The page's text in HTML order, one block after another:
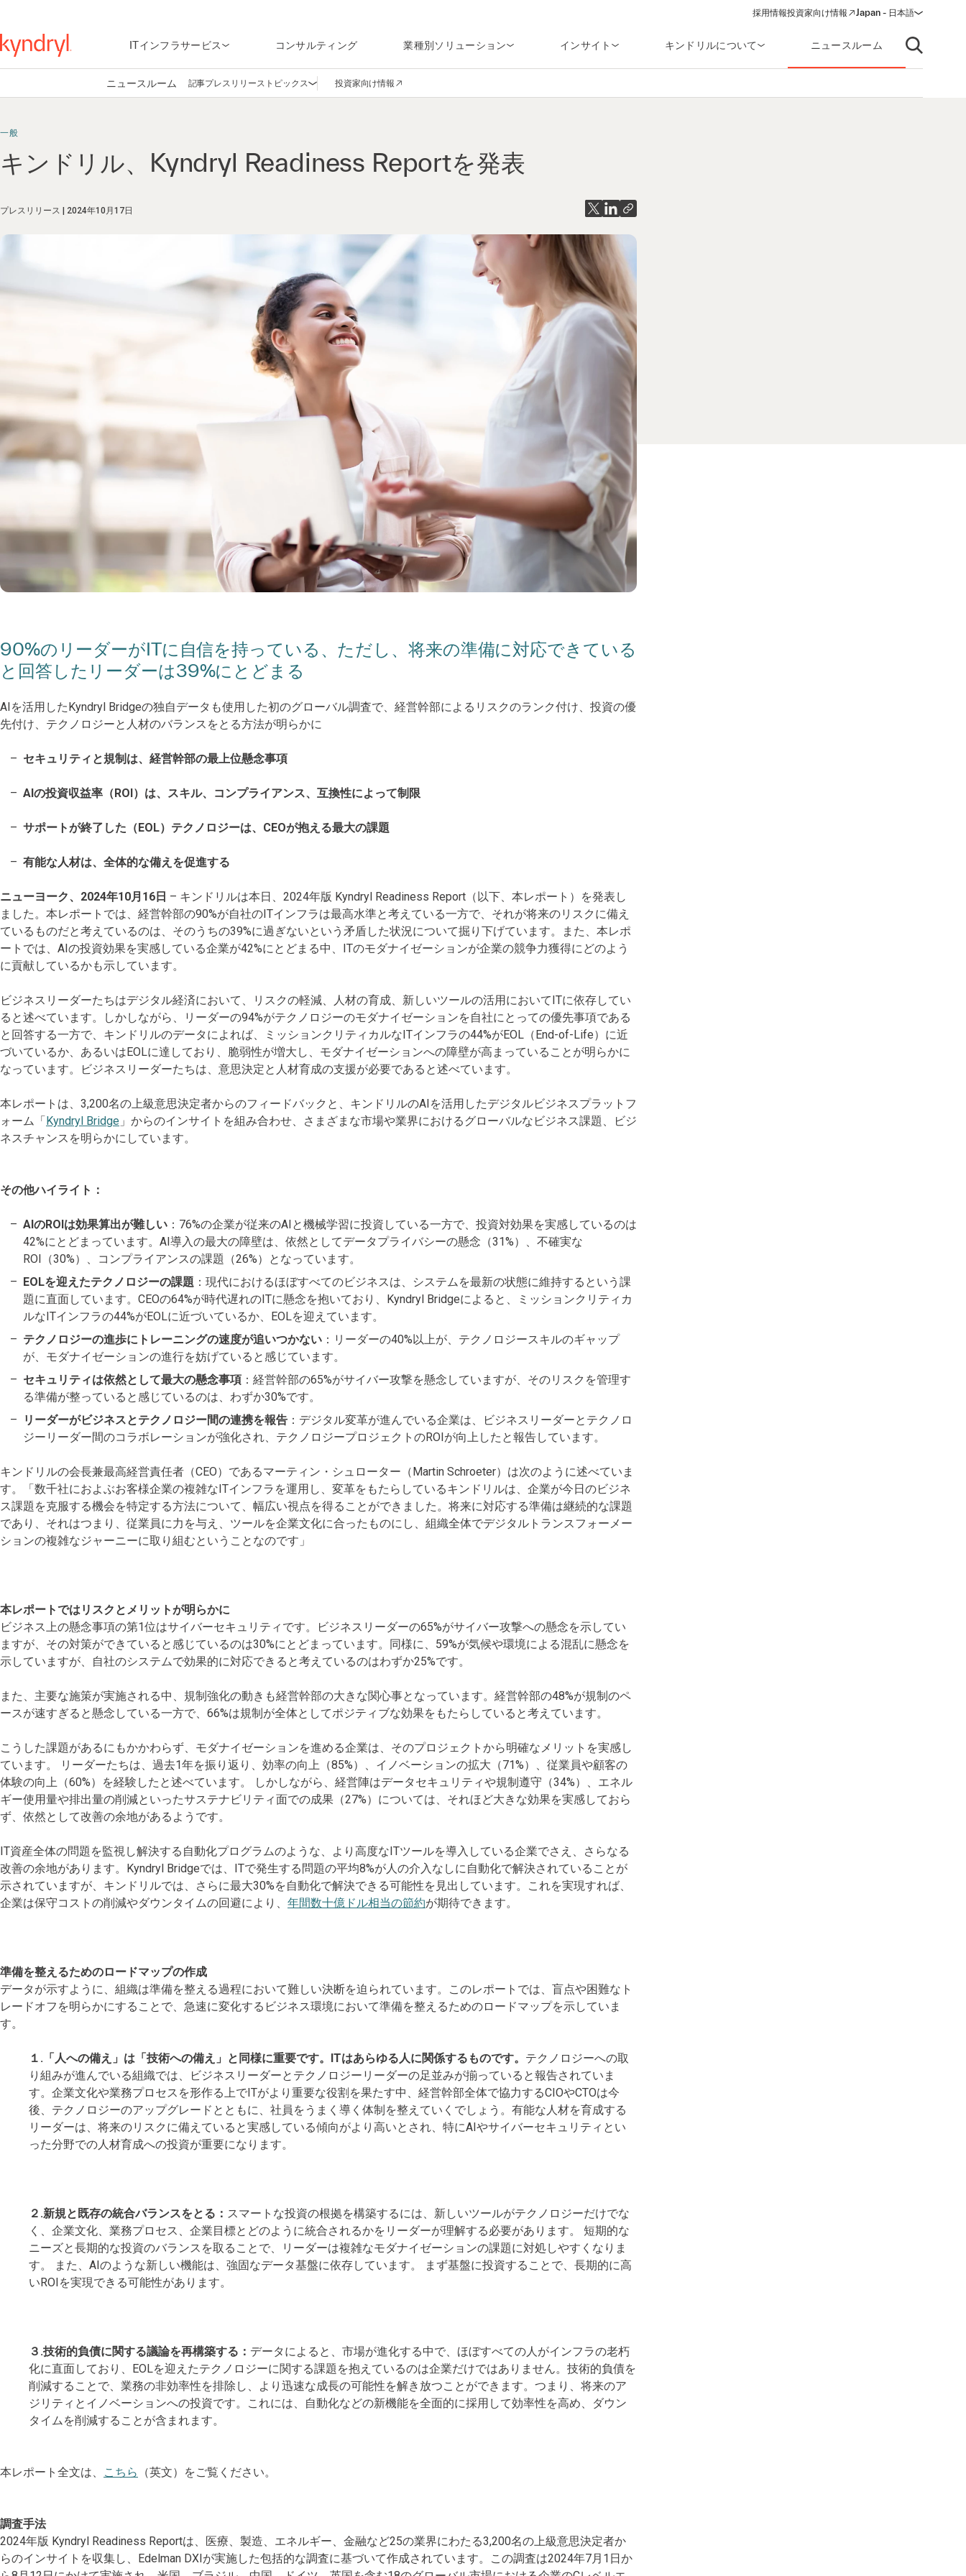
採用情報投資家向け情報
(opens in a new window)
Japan - 日本語
ITインフラサービス コンサルティング 業種別ソリューション インサイト キンドリルについて ニュースルーム
Open
ニュースルーム 記事プレスリリース トピックスOpen navigation
投資家向け情報
(opens in a new window)
一般
キンドリル、Kyndryl Readiness Reportを発表
プレスリリース 2024年10月17日
90%のリーダーがITに自信を持っている、ただし、将来の準備に対応できている
と回答したリーダーは39%にとどまる
AIを活用したKyndryl Bridgeの独自データも使用した初のグローバル調査で、経営幹部によるリスクのランク付け、投資の優
先付け、テクノロジーと人材のバランスをとる方法が明らかに
セキュリティと規制は、経営幹部の最上位懸念事項
AIの投資収益率（ROI）は、スキル、コンプライアンス、互換性によって制限
サポートが終了した（EOL）テクノロジーは、CEOが抱える最大の課題
有能な人材は、全体的な備えを促進する
ニューヨーク、2024年10月16日 – キンドリルは本日、2024年版 Kyndryl Readiness Report（以下、本レポート）を発表し
ました。本レポートでは、経営幹部の90%が自社のITインフラは最高水準と考えている一方で、それが将来のリスクに備え
ているものだと考えているのは、そのうちの39%に過ぎないという矛盾した状況について掘り下げています。また、本レポ
ートでは、AIの投資効果を実感している企業が42%にとどまる中、ITのモダナイゼーションが企業の競争力獲得にどのよう
に貢献しているかも示しています。
ビジネスリーダーたちはデジタル経済において、リスクの軽減、人材の育成、新しいツールの活用においてITに依存してい
ると述べています。しかしながら、リーダーの94%がテクノロジーのモダナイゼーションを自社にとっての優先事項である
と回答する一方で、キンドリルのデータによれば、ミッションクリティカルなITインフラの44%がEOL（End-of-Life）に近
づいているか、あるいはEOLに達しており、脆弱性が増大し、モダナイゼーションへの障壁が高まっていることが明らかに
なっています。ビジネスリーダーたちは、意思決定と人材育成の支援が必要であると述べています。
本レポートは、3,200名の上級意思決定者からのフィードバックと、キンドリルのAIを活用したデジタルビジネスプラットフ
ォーム「 Kyndryl Bridge 」からのインサイトを組み合わせ、さまざまな市場や業界におけるグローバルなビジネス課題、ビジ
ネスチャンスを明らかにしています。
その他ハイライト：
AIのROIは効果算出が難しい ：76%の企業が従来のAIと機械学習に投資している一方で、投資対効果を実感しているのは
42%にとどまっています。AI導入の最大の障壁は、依然としてデータプライバシーの懸念（31%）、不確実な
ROI（30%）、コンプライアンスの課題（26%）となっています。
EOLを迎えたテクノロジーの課題 ：現代におけるほぼすべてのビジネスは、システムを最新の状態に維持するという課
題に直面しています。CEOの64%が時代遅れのITに懸念を抱いており、Kyndryl Bridgeによると、ミッションクリティカ
ルなITインフラの44%がEOLに近づいているか、EOLを迎えています。
テクノロジーの進歩にトレーニングの速度が追いつかない ：リーダーの40%以上が、テクノロジースキルのギャップ
が、モダナイゼーションの進行を妨げていると感じています。
セキュリティは依然として最大の懸念事項 ：経営幹部の65%がサイバー攻撃を懸念していますが、そのリスクを管理す
る準備が整っていると感じているのは、わずか30%です。
リーダーがビジネスとテクノロジー間の連携を報告 ：デジタル変革が進んでいる企業は、ビジネスリーダーとテクノロ
ジーリーダー間のコラボレーションが強化され、テクノロジープロジェクトのROIが向上したと報告しています。
キンドリルの会長兼最高経営責任者（CEO）であるマーティン・シュローター（Martin Schroeter）は次のように述べていま
す。「数千社におよぶお客様企業の複雑なITインフラを運用し、変革をもたらしているキンドリルは、企業が今日のビジネ
ス課題を克服する機会を特定する方法について、幅広い視点を得ることができました。将来に対応する準備は継続的な課題
であり、それはつまり、従業員に力を与え、ツールを企業文化に合ったものにし、組織全体でデジタルトランスフォーメー
ションの複雑なジャーニーに取り組むということなのです」
本レポートではリスクとメリットが明らかに
ビジネス上の懸念事項の第1位はサイバーセキュリティです。ビジネスリーダーの65%がサイバー攻撃への懸念を示してい
ますが、その対策ができていると感じているのは30%にとどまっています。同様に、59%が気候や環境による混乱に懸念を
示していますが、自社のシステムで効果的に対応できると考えているのはわずか25%です。
また、主要な施策が実施される中、規制強化の動きも経営幹部の大きな関心事となっています。経営幹部の48%が規制のペ
ースが速すぎると懸念している一方で、66%は規制が全体としてポジティブな効果をもたらしていると考えています。
こうした課題があるにもかかわらず、モダナイゼーションを進める企業は、そのプロジェクトから明確なメリットを実感し
ています。 リーダーたちは、過去1年を振り返り、効率の向上（85%）、イノベーションの拡大（71%）、従業員や顧客の
体験の向上（60%）を経験したと述べています。 しかしながら、経営陣はデータセキュリティや規制遵守（34%）、エネル
ギー使用量や排出量の削減といったサステナビリティ面での成果（27%）については、それほど大きな効果を実感しておら
ず、依然として改善の余地があるようです。
IT資産全体の問題を監視し解決する自動化プログラムのような、より高度なITツールを導入している企業でさえ、さらなる
改善の余地があります。Kyndryl Bridgeでは、ITで発生する問題の平均8%が人の介入なしに自動化で解決されていることが
示されていますが、キンドリルでは、さらに最大30%を自動化で解決できる可能性を見出しています。これを実現すれば、
企業は保守コストの削減やダウンタイムの回避により、 年間数十億ドル相当の節約が期待できます。
準備を整えるためのロードマップの作成
データが示すように、組織は準備を整える過程において難しい決断を迫られています。このレポートでは、盲点や困難なト
レードオフを明らかにすることで、急速に変化するビジネス環境において準備を整えるためのロードマップを示していま
す。
１.「人への備え」は「技術への備え」と同様に重要です。ITはあらゆる人に関係するものです。 テクノロジーへの取
り組みが進んでいる組織では、ビジネスリーダーとテクノロジーリーダーの足並みが揃っていると報告されていま
す。企業文化や業務プロセスを形作る上でITがより重要な役割を果たす中、経営幹部全体で協力するCIOやCTOは今
後、テクノロジーのアップグレードとともに、社員をうまく導く体制を整えていくでしょう。有能な人材を育成する
リーダーは、将来のリスクに備えていると実感している傾向がより高いとされ、特にAIやサイバーセキュリティとい
った分野での人材育成への投資が重要になります。
２.新規と既存の統合バランスをとる： スマートな投資の根拠を構築するには、新しいツールがテクノロジーだけでな
く、企業文化、業務プロセス、企業目標とどのように統合されるかをリーダーが理解する必要があります。 短期的な
ニーズと長期的な投資のバランスを取ることで、リーダーは複雑なモダナイゼーションの課題に対処しやすくなりま
す。 また、AIのような新しい機能は、強固なデータ基盤に依存しています。 まず基盤に投資することで、長期的に高
いROIを実現できる可能性があります。
３.技術的負債に関する議論を再構築する： データによると、市場が進化する中で、ほぼすべての人がインフラの老朽
化に直面しており、EOLを迎えたテクノロジーに関する課題を抱えているのは企業だけではありません。技術的負債を
削減することで、業務の非効率性を排除し、より迅速な成長の可能性を解き放つことができます。つまり、将来のア
ジリティとイノベーションへの投資です。これには、自動化などの新機能を全面的に採用して効率性を高め、ダウン
タイムを削減することが含まれます。
本レポート全文は、 こちら （英文）をご覧ください。
調査手法
2024年版 Kyndryl Readiness Reportは、医療、製造、エネルギー、金融など25の業界にわたる3,200名の上級意思決定者か
らのインサイトを収集し、Edelman DXIが実施した包括的な調査に基づいて作成されています。この調査は2024年7月1日か